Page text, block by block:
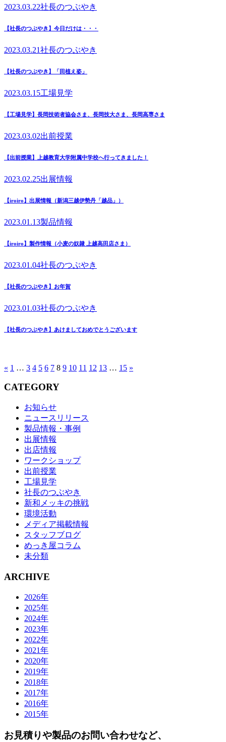
2023.03.22社長のつぶやき
【社長のつぶやき】今日だけは・・・
2023.03.21社長のつぶやき
【社長のつぶやき】「田植え姿」
2023.03.15工場見学
【工場見学】長岡技術者協会さま、長岡技大さま、長岡高専さま
2023.03.02出前授業
【出前授業】上越教育大学附属中学校へ行ってきました！
2023.02.25出展情報
【iroiro】出展情報（新潟三越伊勢丹「越品」）
2023.01.13製品情報
【iroiro】製作情報（小麦の奴隷 上越高田店さま）
2023.01.04社長のつぶやき
【社長のつぶやき】お年賀
2023.01.03社長のつぶやき
【社長のつぶやき】あけましておめでとうございます
« 1 … 3 4 5 6 7 8 9 10 11 12 13 … 15 »
CATEGORY
お知らせ
ニュースリリース
製品情報・事例
出展情報
出店情報
ワークショップ
出前授業
工場見学
社長のつぶやき
新和メッキの挑戦
環境活動
メディア掲載情報
スタッフブログ
めっき屋コラム
未分類
ARCHIVE
2026年
2025年
2024年
2023年
2022年
2021年
2020年
2019年
2018年
2017年
2016年
2015年
お見積りや製品のお問い合わせなど、